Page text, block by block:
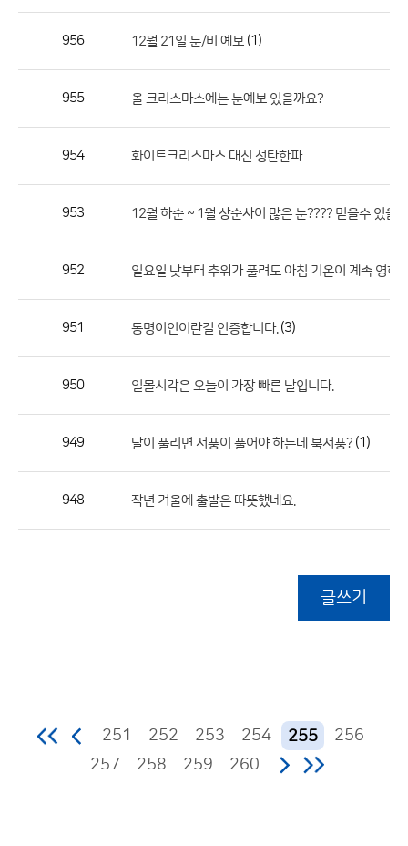
록
공
956 12월 21일 눈/비 예보 (1)
955 올 크리스마스에는 눈예보 있을까요?
954 화이트크리스마스 대신 성탄한파
953 12월 하순 ~ 1월 상순사이 많은 눈???? 믿을수 있을
952 일요일 낮부터 추위가 풀려도 아침 기온이 계속 영하
951 동명이인이란걸 인증합니다. (3)
950 일몰시각은 오늘이 가장 빠른 날입니다.
949 날이 풀리면 서풍이 풀어야 하는데 북서풍? (1)
948 작년 겨울에 출발은 따뜻했네요.
글쓰기
251 252 253 254 255
256
257
258 259 260